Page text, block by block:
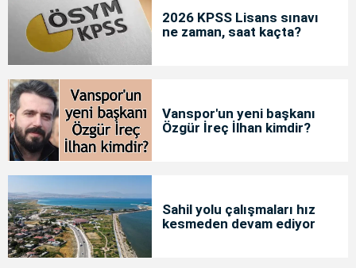
2026 KPSS Lisans sınavı
ne zaman, saat kaçta?
Vanspor'un yeni başkanı
Özgür İreç İlhan kimdir?
Sahil yolu çalışmaları hız
kesmeden devam ediyor